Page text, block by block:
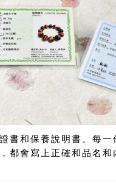
書和保養說明書。每
都會寫上正確和品名